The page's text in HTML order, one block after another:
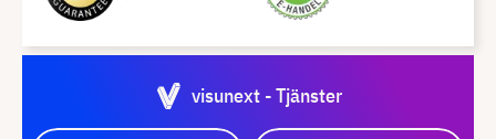
visunext - Tjänster